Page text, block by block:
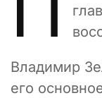
Владимир
его